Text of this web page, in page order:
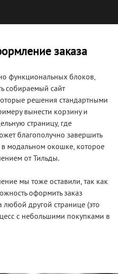
заказа
функциональных блоков,
собираемый сайт
решения стандартными
вынести корзину и
страницу, где
благополучно завершить
в модальном окошке, которое
от Тильды.
мы тоже оставили, так как
оформить заказ
любой другой странице (это
c небольшими покупками в